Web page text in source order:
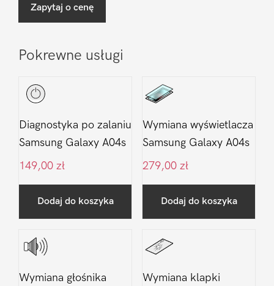
Zapytaj o cenę
Pokrewne usługi
Diagnostyka po zalaniu
Samsung Galaxy A04s
149,00 zł
Dodaj do koszyka
Wymiana wyświetlacza
Samsung Galaxy A04s
279,00 zł
Dodaj do koszyka
Wymiana głośnika
Wymiana klapki